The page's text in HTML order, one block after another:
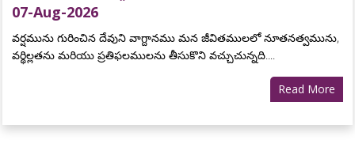
07-Aug-2026
వర్షమును గురించిన దేవుని వాగ్దానము మన జీవితములలో నూతనత్వమును,
వర్థిల్లతను మరియు ప్రతిఫలములను తీసుకొని వచ్చుచున్నది....
Read More